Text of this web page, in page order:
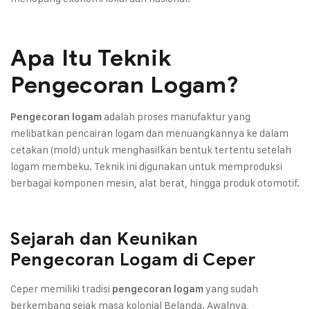
Apa Itu Teknik
Pengecoran Logam?
Pengecoran logam adalah proses manufaktur yang
melibatkan pencairan logam dan menuangkannya ke dalam
cetakan (mold) untuk menghasilkan bentuk tertentu setelah
logam membeku. Teknik ini digunakan untuk memproduksi
berbagai komponen mesin, alat berat, hingga produk otomotif.
Sejarah dan Keunikan
Pengecoran Logam di Ceper
Ceper memiliki tradisi pengecoran logamyang sudah
berkembang sejak masa kolonial Belanda. Awalnya,